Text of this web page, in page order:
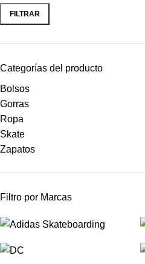
FILTRAR
Categorías del producto
Bolsos
Gorras
Ropa
Skate
Zapatos
Filtro por Marcas